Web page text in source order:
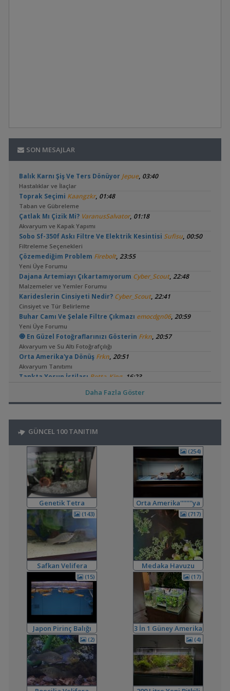
SON MESAJLAR
Balık Karnı Şiş Ve Ters Dönüyor Jepue, 03:40
Hastalıklar ve İlaçlar
Toprak Seçimi Kaangzkr, 01:48
Taban ve Gübreleme
Çatlak Mı Çizik Mi? VaranusSalvator, 01:18
Akvaryum ve Kapak Yapımı
Sobo Sf-350f Askı Filtre Ve Elektrik Kesintisi Sufisu, 00:50
Filtreleme Seçenekleri
Çözemediğim Problem Firebolt, 23:55
Yeni Üye Forumu
Dajana Artemiayı Çıkartamıyorum Cyber_Scout, 22:48
Malzemeler ve Yemler Forumu
Karideslerin Cinsiyeti Nedir? Cyber_Scout, 22:41
Cinsiyet ve Tür Belirleme
Buhar Camı Ve Şelale Filtre Çıkmazı emocdgn06, 20:59
Yeni Üye Forumu
🧿 En Güzel Fotoğraflarınızı Gösterin Frkn, 20:57
Akvaryum ve Su Altı Fotoğrafçılığı
Orta Amerika'ya Dönüş Frkn, 20:51
Akvaryum Tanıtımı
Tankta Yosun İstilası Betta_King, 16:23
Kardinal Tetralarım Durduk Yere Öldü
15:45
Ternapi Medaka Pondları
Akvaryum Tanıtımı
Bitki Kum Ve Balık TavsiyesiCyber_Scout,02:16
Akvaryum ve Tür Tavsiyesi
Melek BalığıMilners 00:08
Yeni Üye Forumu
Ne Yapmalıyım Hidro Dinamik
Yeni Üye Forumu
Balkondaki Pondum Çok Isınıyor. SaviaSora,18:18
Bitki Akvaryumları Genel
3'lü Kartuş + Ro Filtre Sistemi Borulaması flanormimar
15:11
Filtreleme Seçenekleri
3in1 Güney Amerika Tankları Ve Vertikal Bahçe
bendeniztayfun,14:42
Sobo 901f Ultra Viole 800 Lt 11:22
Filtreleme Seçenekleri
200 Litre Yeni Bitkili Tankım volkangunes,11:06
Akvaryum Tanıtımı
15 Litre Akvaryumu Karides Tankına Çevirme ve Tavsiyeler
Durustyilan,00:25
Akvaryum ve Tür Tavsiyesi
Sobo Aq 907 F Dış Filtre Pervane Ve MilOmerdrms,00:02
Malzemeler ve Yemler Forumu
Sobo Aq 900 Serisi Dış Filtre Omerdrms ,23:44
Filtreleme Seçenekleri
Daha Fazla Göster
GÜNCEL 100 TANITIM
Genetik Tetra
(143)
Safkan Velifera
(15)
Japon Pirinç Balığı
(japanese Rice Fish)
(2)
(254)
Orta Amerika''''''''ya
Dönüş
(717)
Medaka Havuzu
(17)
3 İn 1 Güney Amerika
Tanklarım
(4)